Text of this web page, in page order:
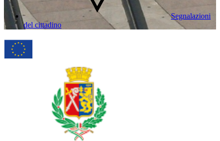
Segnalazioni
del cittadino